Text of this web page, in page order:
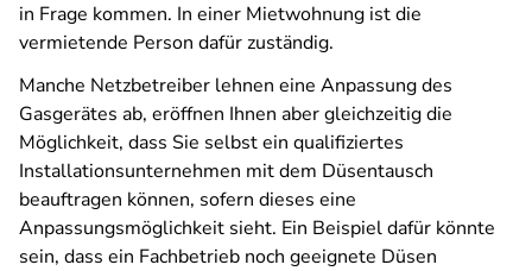
in Frage kommen. In einer Mietwohnung ist die
vermietende Person dafür zuständig.
Manche Netzbetreiber lehnen eine Anpassung des
Gasgerätes ab, eröffnen Ihnen aber gleichzeitig die
Möglichkeit, dass Sie selbst ein qualifiziertes
Installationsunternehmen mit dem Düsentausch
beauftragen können, sofern dieses eine
Anpassungsmöglichkeit sieht. Ein Beispiel dafür könnte
sein, dass ein Fachbetrieb noch geeignete Düsen